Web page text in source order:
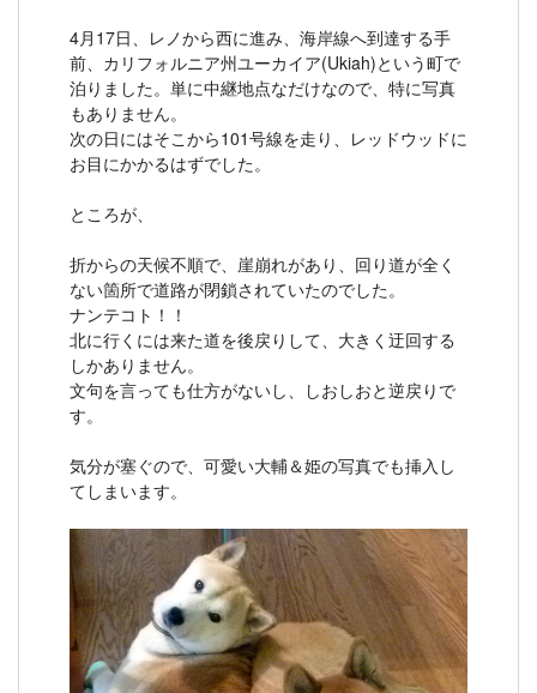
4月17日、レノから西に進み、海岸線へ到達する手
前、カリフォルニア州ユーカイア(Ukiah)という町で
泊りました。単に中継地点なだけなので、特に写真
もありません。
次の日にはそこから101号線を走り、レッドウッドに
お目にかかるはずでした。
ところが、
折からの天候不順で、崖崩れがあり、回り道が全く
ない箇所で道路が閉鎖されていたのでした。
ナンテコト！！
北に行くには来た道を後戻りして、大きく迂回する
しかありません。
文句を言っても仕方がないし、しおしおと逆戻りで
す。
気分が塞ぐので、可愛い大輔＆姫の写真でも挿入し
てしまいます。